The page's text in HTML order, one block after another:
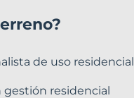
de uso residencial
gestión residencial